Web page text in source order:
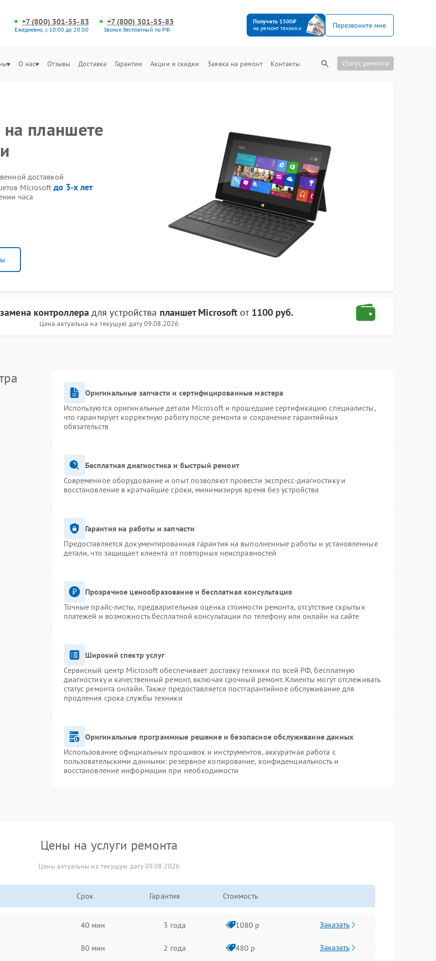
+7 (800) 301-55-83
Ежедневно, с 10:00 до 20:00
+7 (800) 301-55-83
Звонок бесплатный по РФ
Получить 1500₽
на ремонт техники
Перезвоните мне
О нас Отзывы Доставка Гарантии Акции и скидки Заявка на ремонт Контакты Статус ремонта
планшете
доставкой
Microsoft до 3-х лет
часа
замена контроллера для устройства планшет Microsoft от 1100 руб.
Цена актуальна на текущую дату 09.08.2026
Оригинальные запчасти и сертифицированные мастера
Используются оригинальные детали Microsoft и прошедшие сертификацию специалисты,
что гарантирует корректную работу после ремонта и сохранение гарантийных
обязательств
Бесплатная диагностика и быстрый ремонт
Современное оборудование и опыт позволяют провести экспресс-диагностику и
восстановление в кратчайшие сроки, минимизируя время без устройства
Гарантия на работы и запчасти
Предоставляется документированная гарантия на выполненные работы и установленные
детали, что защищает клиента от повторных неисправностей
Прозрачное ценообразование и бесплатная консультация
Точные прайс-листы, предварительная оценка стоимости ремонта, отсутствие скрытых
платежей и возможность бесплатной консультации по телефону или онлайн на сайте
Широкий спектр услуг
Сервисный центр Microsoft обеспечивает доставку техники по всей РФ, бесплатную
диагностику и качественный ремонт, включая срочный ремонт. Клиенты могут отслеживать
статус ремонта онлайн. Также предоставляется постгарантийное обслуживание для
продления срока службы техники
Оригинальные программные решение и безопасное обслуживание данных
Использование официальных прошивок и инструментов, аккуратная работа с
пользовательскими данными: резервное копирование, конфиденциальность и
восстановление информации при необходимости
Цены на услуги ремонта
Цены актуальны на текущую дату 09.08.2026
Срок Гарантия Стоимость
40 мин 3 года 1080 р Заказать
80 мин 2 года 480 р Заказать